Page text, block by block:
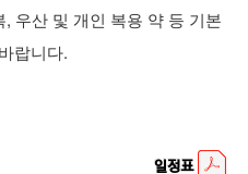
우산 및 개인 복용 약 등 기본
랍니다.
일정표